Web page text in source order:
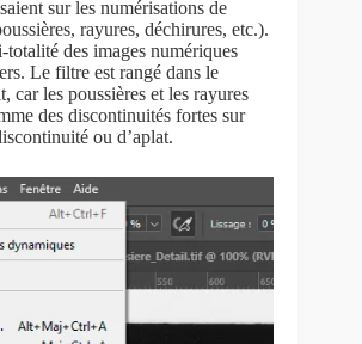
sur les numérisations de
rayures, déchirures, etc.).
totalité des images numériques
Le filtre est rangé dans le
car les poussières et les rayures
des discontinuités fortes sur
ou d’aplat.